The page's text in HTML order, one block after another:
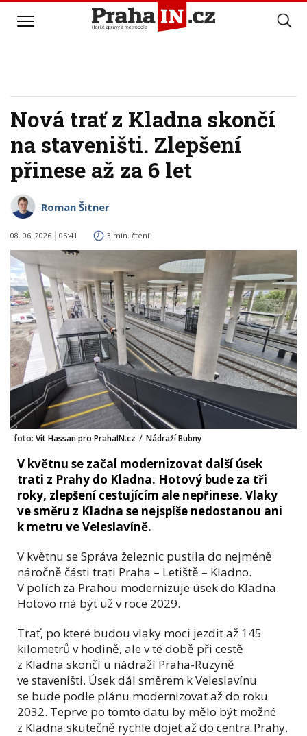
Nová trať z Kladna skončí
na staveništi. Zlepšení
přinese až za 6 let
Roman Šitner
08. 06. 2026 05:41 3 min. čtení
foto: Vít Hassan pro PrahaIN.cz / Nádraží Bubny
V květnu se začal modernizovat další úsek
trati z Prahy do Kladna. Hotový bude za tři
roky, zlepšení cestujícím ale nepřinese. Vlaky
ve směru z Kladna se nejspíše nedostanou ani
k metru ve Veleslavíně.
V květnu se Správa železnic pustila do nejméně
náročně části trati Praha – Letiště – Kladno.
V polích za Prahou modernizuje úsek do Kladna.
Hotovo má být už v roce 2029.
Trať, po které budou vlaky moci jezdit až 145
kilometrů v hodině, ale v té době při cestě
z Kladna skončí u nádraží Praha-Ruzyně
ve staveništi. Úsek dál směrem k Veleslavínu
se bude podle plánu modernizovat až do roku
2032. Teprve po tomto datu by mělo být možné
z Kladna skutečně rychle dojet až do centra Prahy.